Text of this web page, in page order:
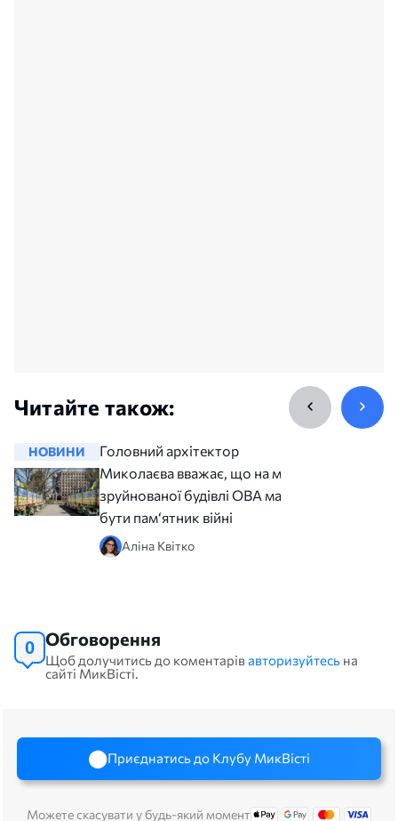
Читайте також:
НОВИНИ
Головний архітектор
Миколаєва вважає, що на місці
зруйнованої будівлі ОВА має
бути пам‘ятник війні
Аліна Квітко
0 Обговорення
Щоб долучитись до коментарівавторизуйтесь на
сайті МикВісті.
Приєднатись до Клубу МикВісті
Можете скасувати у будь-який момент